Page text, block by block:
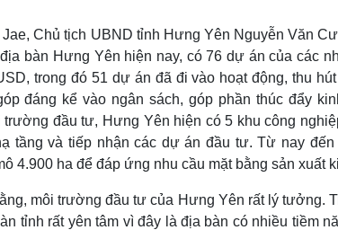
Nhà đẹp
Blog
Tình yêu - Gia đình
Sân khấu - Điện ảnh
Văn học
Âm nhạc
Di sản
Chủ tịch UBND tỉnh Hưng Yên Nguyễn Văn
bàn Hưng Yên hiện nay, có 76 dự án của các
trong đó 51 dự án đã đi vào hoạt động, thu
đáng kể vào ngân sách, góp phần thúc đẩy
trường đầu tư, Hưng Yên hiện có 5 khu công
tầng và tiếp nhận các dự án đầu tư. Từ nay
4.900 ha để đáp ứng nhu cầu mặt bằng sản xuất
môi trường đầu tư của Hưng Yên rất lý tưởng.
tỉnh rất yên tâm vì đây là địa bàn có nhiều tiềm